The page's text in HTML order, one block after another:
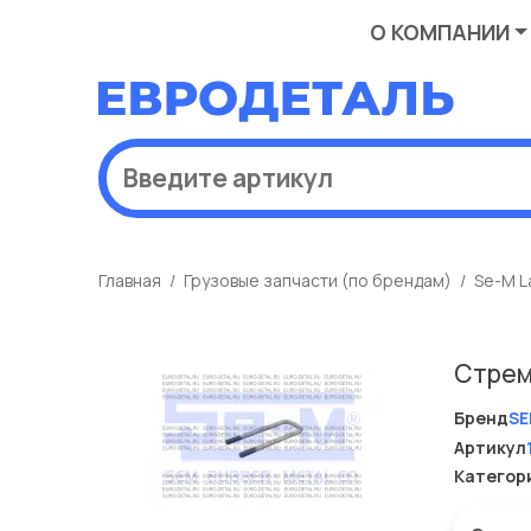
О КОМПАНИИ
Главная Грузовые запчасти (по брендам) Se-M
Бренд
Артикул